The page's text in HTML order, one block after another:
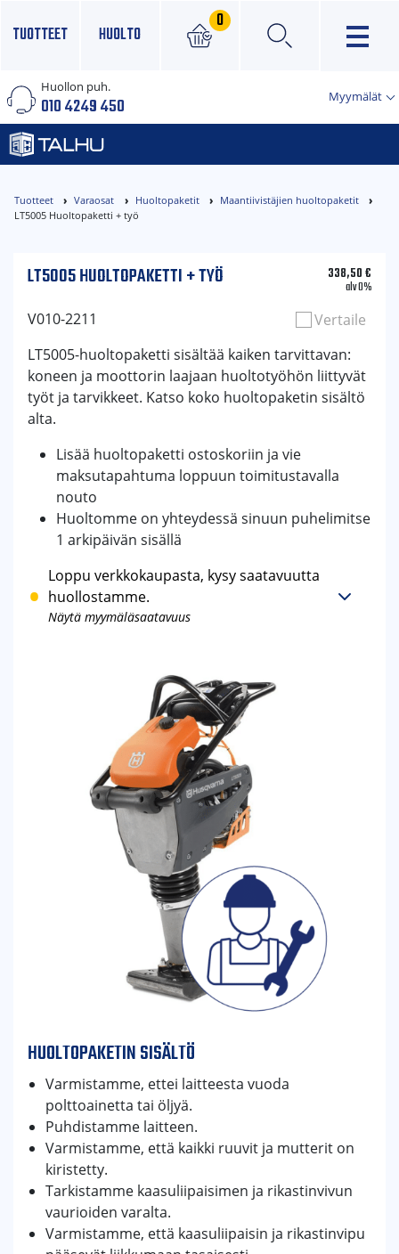
TUOTTEET HUOLTO
0
×
Huollon puh.
010 4249 450 Myymälät
Tuotteet Varaosat Huoltopaketit
Maantiivistäjien huoltopaketit
LT5005 Huoltopaketti + työ
LT5005 HUOLTOPAKETTI + TYÖ 338,50€
alv 0%
V010-2211
Vertaile
LT5005-huoltopaketti sisältää kaiken tarvittavan:
koneen ja moottorin laajaan huoltotyöhön liittyvät
työt ja tarvikkeet. Katso koko huoltopaketin sisältö
alta.
Lisää huoltopaketti ostoskoriin ja vie
maksutapahtuma loppuun toimitustavalla
nouto
Huoltomme on yhteydessä sinuun puhelimitse
1 arkipäivän sisällä
Loppu verkkokaupasta, kysy saatavuutta
huollostamme.
Näytä myymäläsaatavuus
HUOLTOPAKETIN SISÄLTÖ
Varmistamme, ettei laitteesta vuoda
polttoainetta tai öljyä.
Puhdistamme laitteen.
Varmistamme, että kaikki ruuvit ja mutterit on
kiristetty.
Tarkistamme kaasuliipaisimen ja rikastinvivun
vaurioiden varalta.
Varmistamme, että kaasuliipaisin ja rikastinvipu